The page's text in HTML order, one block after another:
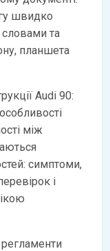
швидко
та
планшета
Audi 90:
між
симптоми,
і